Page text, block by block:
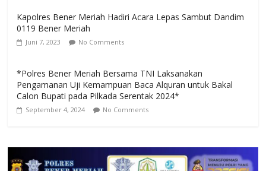
Kapolres Bener Meriah Hadiri Acara Lepas Sambut Dandim
0119 Bener Meriah
Juni 7, 2023 No Comments
*Polres Bener Meriah Bersama TNI Laksanakan
Pengamanan Uji Kemampuan Baca Alquran untuk Bakal
Calon Bupati pada Pilkada Serentak 2024*
September 4, 2024 No Comments